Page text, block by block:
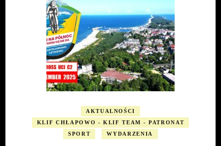
AKTUALNOŚCI
KLIF CHŁAPOWO - KLIF TEAM - PATRONAT
SPORT
WYDARZENIA